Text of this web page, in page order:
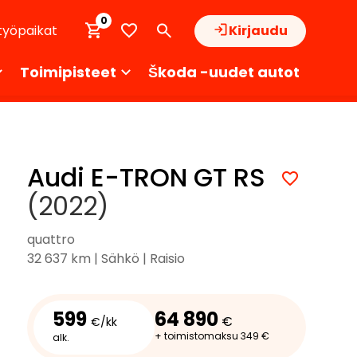
Kirjaudu
0
Toimipisteet Škoda -uudet autot
Audi E-TRON GT RS
(2022)
quattro
32 637 km | Sähkö | Raisio
599 €/kk
alk.
64 890 €
+ toimistomaksu 349 €